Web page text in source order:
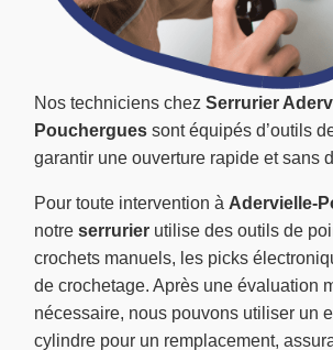
Nos techniciens chez Serrurier
Pouchergues sont équipés d’outils
garantir une ouverture rapide et sans
Pour toute intervention à Adervielle-
notre serrurier utilise des outils de
crochets manuels, les picks
de crochetage. Après une évaluation
nécessaire, nous pouvons utiliser un
cylindre pour un remplacement,